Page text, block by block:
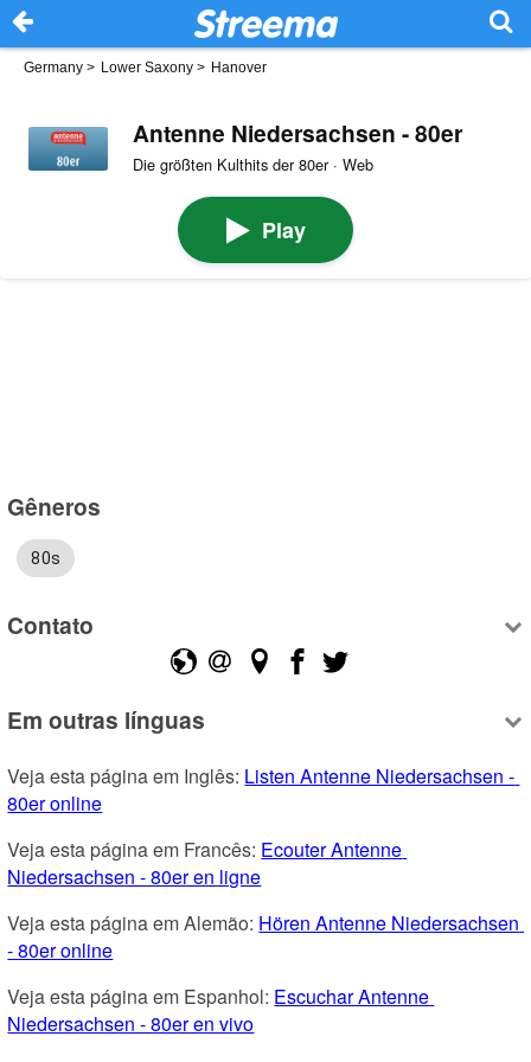
Germany > Lower Saxony > Hanover
Antenne Niedersachsen - 80er
Die größten Kulthits der 80er · Web
Play
Gêneros
80s
Contato
Em outras línguas
Veja esta página em Inglês: Listen Antenne Niedersachsen -
80er online
Veja esta página em Francês: Ecouter Antenne
Niedersachsen - 80er en ligne
Veja esta página em Alemão: Hören Antenne Niedersachsen
- 80er online
Veja esta página em Espanhol: Escuchar Antenne
Niedersachsen - 80er en vivo